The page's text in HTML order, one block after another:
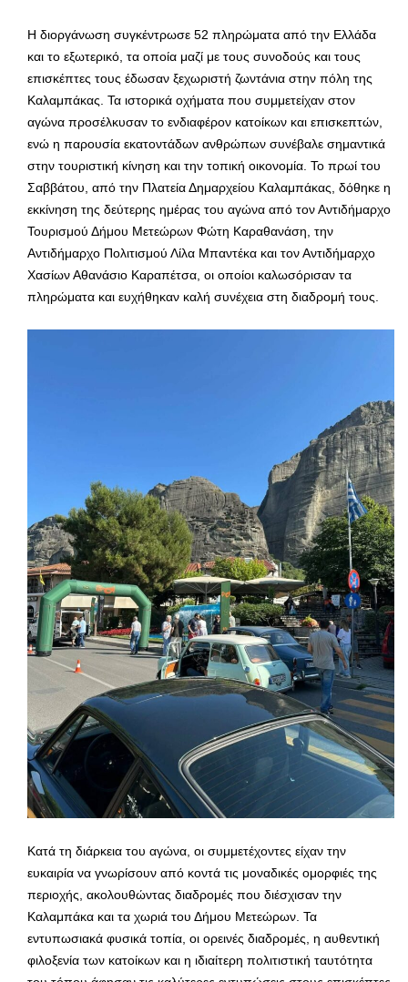
Η διοργάνωση συγκέντρωσε 52 πληρώματα από την Ελλάδα
και το εξωτερικό, τα οποία μαζί με τους συνοδούς και τους
επισκέπτες τους έδωσαν ξεχωριστή ζωντάνια στην πόλη της
Καλαμπάκας. Τα ιστορικά οχήματα που συμμετείχαν στον
αγώνα προσέλκυσαν το ενδιαφέρον κατοίκων και επισκεπτών,
ενώ η παρουσία εκατοντάδων ανθρώπων συνέβαλε σημαντικά
στην τουριστική κίνηση και την τοπική οικονομία. Το πρωί του
Σαββάτου, από την Πλατεία Δημαρχείου Καλαμπάκας, δόθηκε η
εκκίνηση της δεύτερης ημέρας του αγώνα από τον Αντιδήμαρχο
Τουρισμού Δήμου Μετεώρων Φώτη Καραθανάση, την
Αντιδήμαρχο Πολιτισμού Λίλα Μπαντέκα και τον Αντιδήμαρχο
Χασίων Αθανάσιο Καραπέτσα, οι οποίοι καλωσόρισαν τα
πληρώματα και ευχήθηκαν καλή συνέχεια στη διαδρομή τους.
Κατά τη διάρκεια του αγώνα, οι συμμετέχοντες είχαν την
ευκαιρία να γνωρίσουν από κοντά τις μοναδικές ομορφιές της
περιοχής, ακολουθώντας διαδρομές που διέσχισαν την
Καλαμπάκα και τα χωριά του Δήμου Μετεώρων. Τα
εντυπωσιακά φυσικά τοπία, οι ορεινές διαδρομές, η αυθεντική
φιλοξενία των κατοίκων και η ιδιαίτερη πολιτιστική ταυτότητα